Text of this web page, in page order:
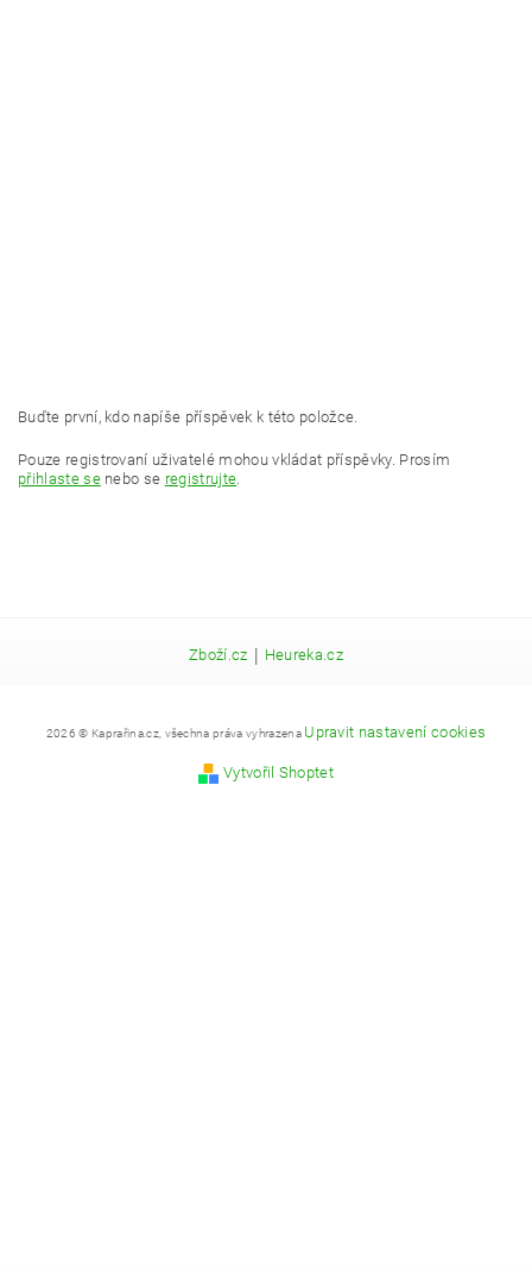
Buďte první, kdo napíše příspěvek k této položce.
Pouze registrovaní uživatelé mohou vkládat příspěvky. Prosím
přihlaste senebo se registrujte.
Zboží.cz Heureka.cz
2026 © Kaprařina.cz, všechna práva vyhrazena Upravit nastavení cookies
Vytvořil Shoptet